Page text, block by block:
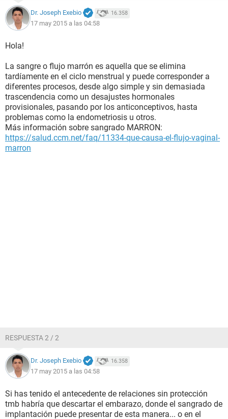
Dr. Joseph Exebio 16.358
17 may 2015 a las 04:58
Hola!
La sangre o flujo marrón es aquella que se elimina
tardíamente en el ciclo menstrual y puede corresponder a
diferentes procesos, desde algo simple y sin demasiada
trascendencia como un desajustes hormonales
provisionales, pasando por los anticonceptivos, hasta
problemas como la endometriosis u otros.
Más información sobre sangrado MARRON:
https://salud.ccm.net/faq/11334-que-causa-el-flujo-vaginal-
marron
RESPUESTA 2 / 2
Dr. Joseph Exebio 16.358
17 may 2015 a las 04:58
Si has tenido el antecedente de relaciones sin protección
tmb habría que descartar el embarazo, donde el sangrado de
implantación puede presentar de esta manera... o en el